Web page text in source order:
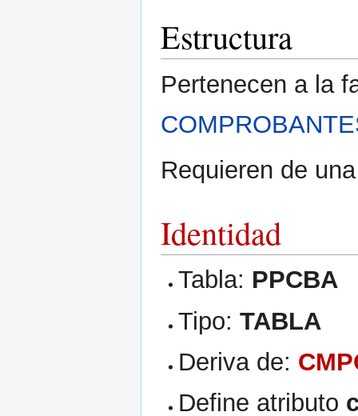
Estructura
Pertenecen a la
Requieren de
Identidad
Tabla: PPCBA
Tipo:TABLA
Deriva de:
Define atributo